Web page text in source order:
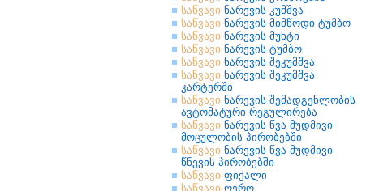
საწვავი ნარევის კუმშვა
საწვავი ნარევის მიმწოდი ტუმბო
საწვავი ნარევის მუხტი
საწვავი ნარევის ტუმბო
საწვავი ნარევის შეკუმშვა
საწვავი ნარევის შეკუმშვა
კარტერში
საწვავი ნარევის შემადგენლობის
ავტომატური რეგულირება
საწვავი ნარევის წვა მუდმივი
მოცულობის პირობებში
საწვავი ნარევის წვა მუდმივი
წნევის პირობებში
საწვავი ფიქალი
საწვავი ღერო